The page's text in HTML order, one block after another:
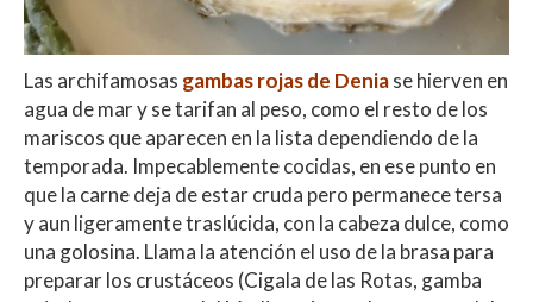
Las archifamosas gambas rojas de Deniase hierven en
agua de mar y se tarifan al peso, como el resto de los
mariscos que aparecen en la lista dependiendo de la
temporada. Impecablemente cocidas, en ese punto en
que la carne deja de estar cruda pero permanece tersa
y aun ligeramente traslúcida, con la cabeza dulce, como
una golosina. Llama la atención el uso de la brasa para
preparar los crustáceos (Cigala de las Rotas, gamba